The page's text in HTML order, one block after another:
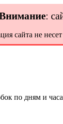
:
сайта не
по дням и